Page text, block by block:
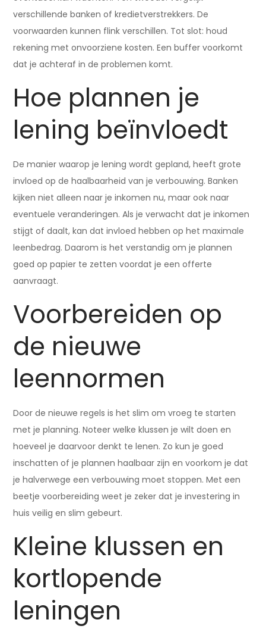
verschillende banken of kredietverstrekkers. De
voorwaarden kunnen flink verschillen. Tot slot: houd
rekening met onvoorziene kosten. Een buffer voorkomt
dat je achteraf in de problemen komt.
Hoe plannen je
lening beïnvloedt
De manier waarop je lening wordt gepland, heeft grote
invloed op de haalbaarheid van je verbouwing. Banken
kijken niet alleen naar je inkomen nu, maar ook naar
eventuele veranderingen. Als je verwacht dat je inkomen
stijgt of daalt, kan dat invloed hebben op het maximale
leenbedrag. Daarom is het verstandig om je plannen
goed op papier te zetten voordat je een offerte
aanvraagt.
Voorbereiden op
de nieuwe
leennormen
Door de nieuwe regels is het slim om vroeg te starten
met je planning. Noteer welke klussen je wilt doen en
hoeveel je daarvoor denkt te lenen. Zo kun je goed
inschatten of je plannen haalbaar zijn en voorkom je dat
je halverwege een verbouwing moet stoppen. Met een
beetje voorbereiding weet je zeker dat je investering in
huis veilig en slim gebeurt.
Kleine klussen en
kortlopende
leningen